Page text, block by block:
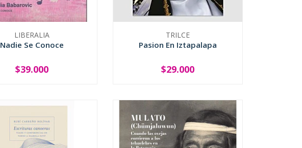
LIBERALIA
Nadie Se Conoce
+
$39.000
TRILCE
Pasion En Iztapalapa
+
$29.000